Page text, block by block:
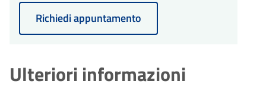
Richiedi appuntamento
Ulteriori informazioni